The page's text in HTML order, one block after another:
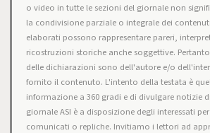
o video in tutte le sezioni del giornale non
la condivisione parziale o integrale dei contenuti
elaborati possono rappresentare pareri,
ricostruzioni storiche anche soggettive.
delle dichiarazioni sono dell'autore e/o
fornito il contenuto. L'intento della testata è
informazione a 360 gradi e di divulgare notizie
giornale ASI è a disposizione degli interessati
comunicati o repliche. Invitiamo i lettori ad